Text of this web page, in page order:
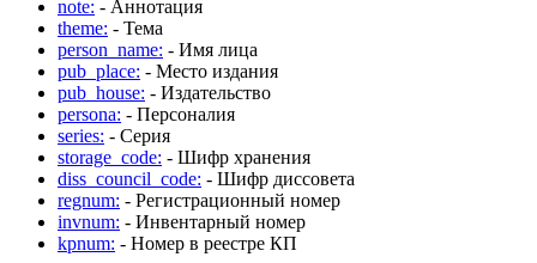
note: - Аннотация
theme: - Тема
person_name: - Имя лица
pub_place: - Место издания
pub_house: - Издательство
persona: - Персоналия
series: - Серия
storage_code: - Шифр хранения
diss_council_code: - Шифр диссовета
regnum: - Регистрационный номер
invnum: - Инвентарный номер
kpnum: - Номер в реестре КП